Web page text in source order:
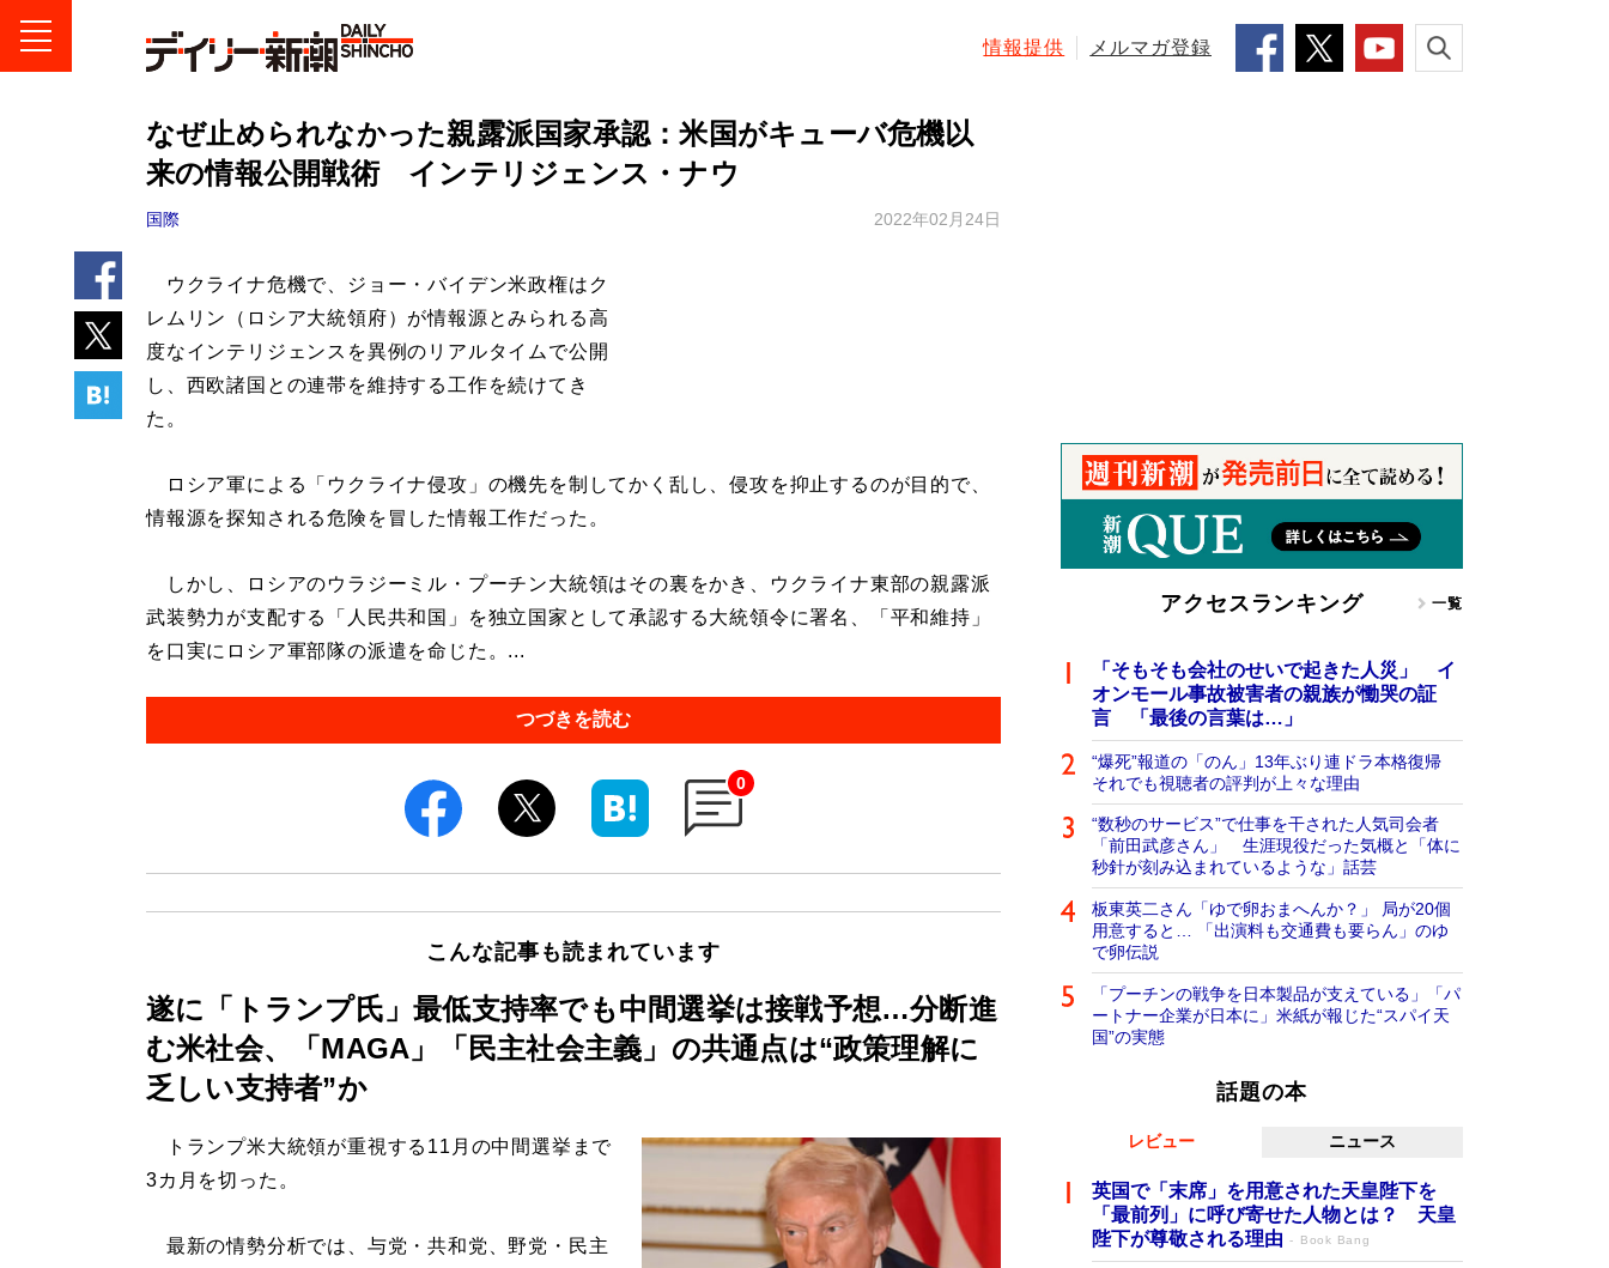
情報提供 メルマガ登録
なぜ止められなかった親露派国家承認：米国がキューバ危機以
来の情報公開戦術 インテリジェンス・ナウ
国際 2022年02月24日
ウクライナ危機で、ジョー・バイデン米政権はク
レムリン（ロシア大統領府）が情報源とみられる高
度なインテリジェンスを異例のリアルタイムで公開
し、西欧諸国との連帯を維持する工作を続けてき
た。
ロシア軍による「ウクライナ侵攻」の機先を制してかく乱し、侵攻を抑止するのが目的で、
情報源を探知される危険を冒した情報工作だった。
しかし、ロシアのウラジーミル・プーチン大統領はその裏をかき、ウクライナ東部の親露派
武装勢力が支配する「人民共和国」を独立国家として承認する大統領令に署名、「平和維持」
を口実にロシア軍部隊の派遣を命じた。...
つづきを読む
0
こんな記事も読まれています
遂に「トランプ氏」最低支持率でも中間選挙は接戦予想…分断進
む米社会、「MAGA」「民主社会主義」の共通点は“政策理解に
乏しい支持者”か
トランプ米大統領が重視する11月の中間選挙まで
3カ月を切った。
最新の情勢分析では、与党・共和党、野党・民主
アクセスランキング 一覧
「そもそも会社のせいで起きた人災」 イ
オンモール事故被害者の親族が慟哭の証
言 「最後の言葉は…」
“爆死”報道の「のん」13年ぶり連ドラ本格復帰
それでも視聴者の評判が上々な理由
“数秒のサービス”で仕事を干された人気司会者
「前田武彦さん」 生涯現役だった気概と「体に
秒針が刻み込まれているような」話芸
板東英二さん「ゆで卵おまへんか？」 局が20個
用意すると… 「出演料も交通費も要らん」のゆ
で卵伝説
「プーチンの戦争を日本製品が支えている」「パ
ートナー企業が日本に」米紙が報じた“スパイ天
国”の実態
話題の本
レビュー ニュース
英国で「末席」を用意された天皇陛下を
「最前列」に呼び寄せた人物とは？ 天皇
陛下が尊敬される理由
Book Bang